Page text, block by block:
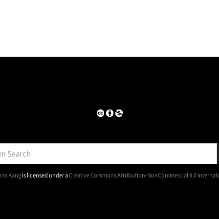
Kangis licensed under aCreative Commons Attribution-NonCommercial 4.0